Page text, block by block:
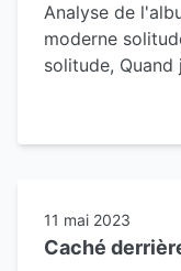
Analyse de
moderne
solitude, Quand
11 mai 2023
Caché